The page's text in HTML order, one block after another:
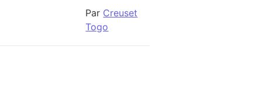
Par Creuset
Togo